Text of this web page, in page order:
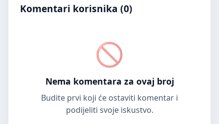
Komentari korisnika (0)
Nema komentara za ovaj broj
Budite prvi koji će ostaviti komentar i
podijeliti svoje iskustvo.